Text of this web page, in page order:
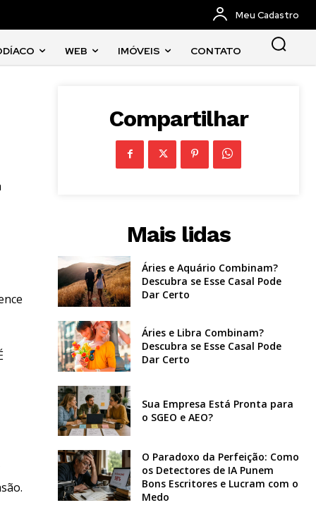
Meu Cadastro
WEB IMÓVEIS CONTATO
Compartilhar
Mais lidas
Áries e Aquário Combinam?
Descubra se Esse Casal Pode
Dar Certo
Áries e Libra Combinam?
Descubra se Esse Casal Pode
Dar Certo
Sua Empresa Está Pronta para
o SGEO e AEO?
O Paradoxo da Perfeição: Como
os Detectores de IA Punem
Bons Escritores e Lucram com o
Medo